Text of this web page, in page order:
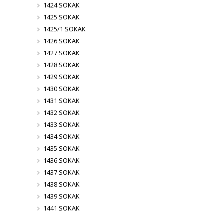
1424 SOKAK
1425 SOKAK
1425/1 SOKAK
1426 SOKAK
1427 SOKAK
1428 SOKAK
1429 SOKAK
1430 SOKAK
1431 SOKAK
1432 SOKAK
1433 SOKAK
1434 SOKAK
1435 SOKAK
1436 SOKAK
1437 SOKAK
1438 SOKAK
1439 SOKAK
1441 SOKAK